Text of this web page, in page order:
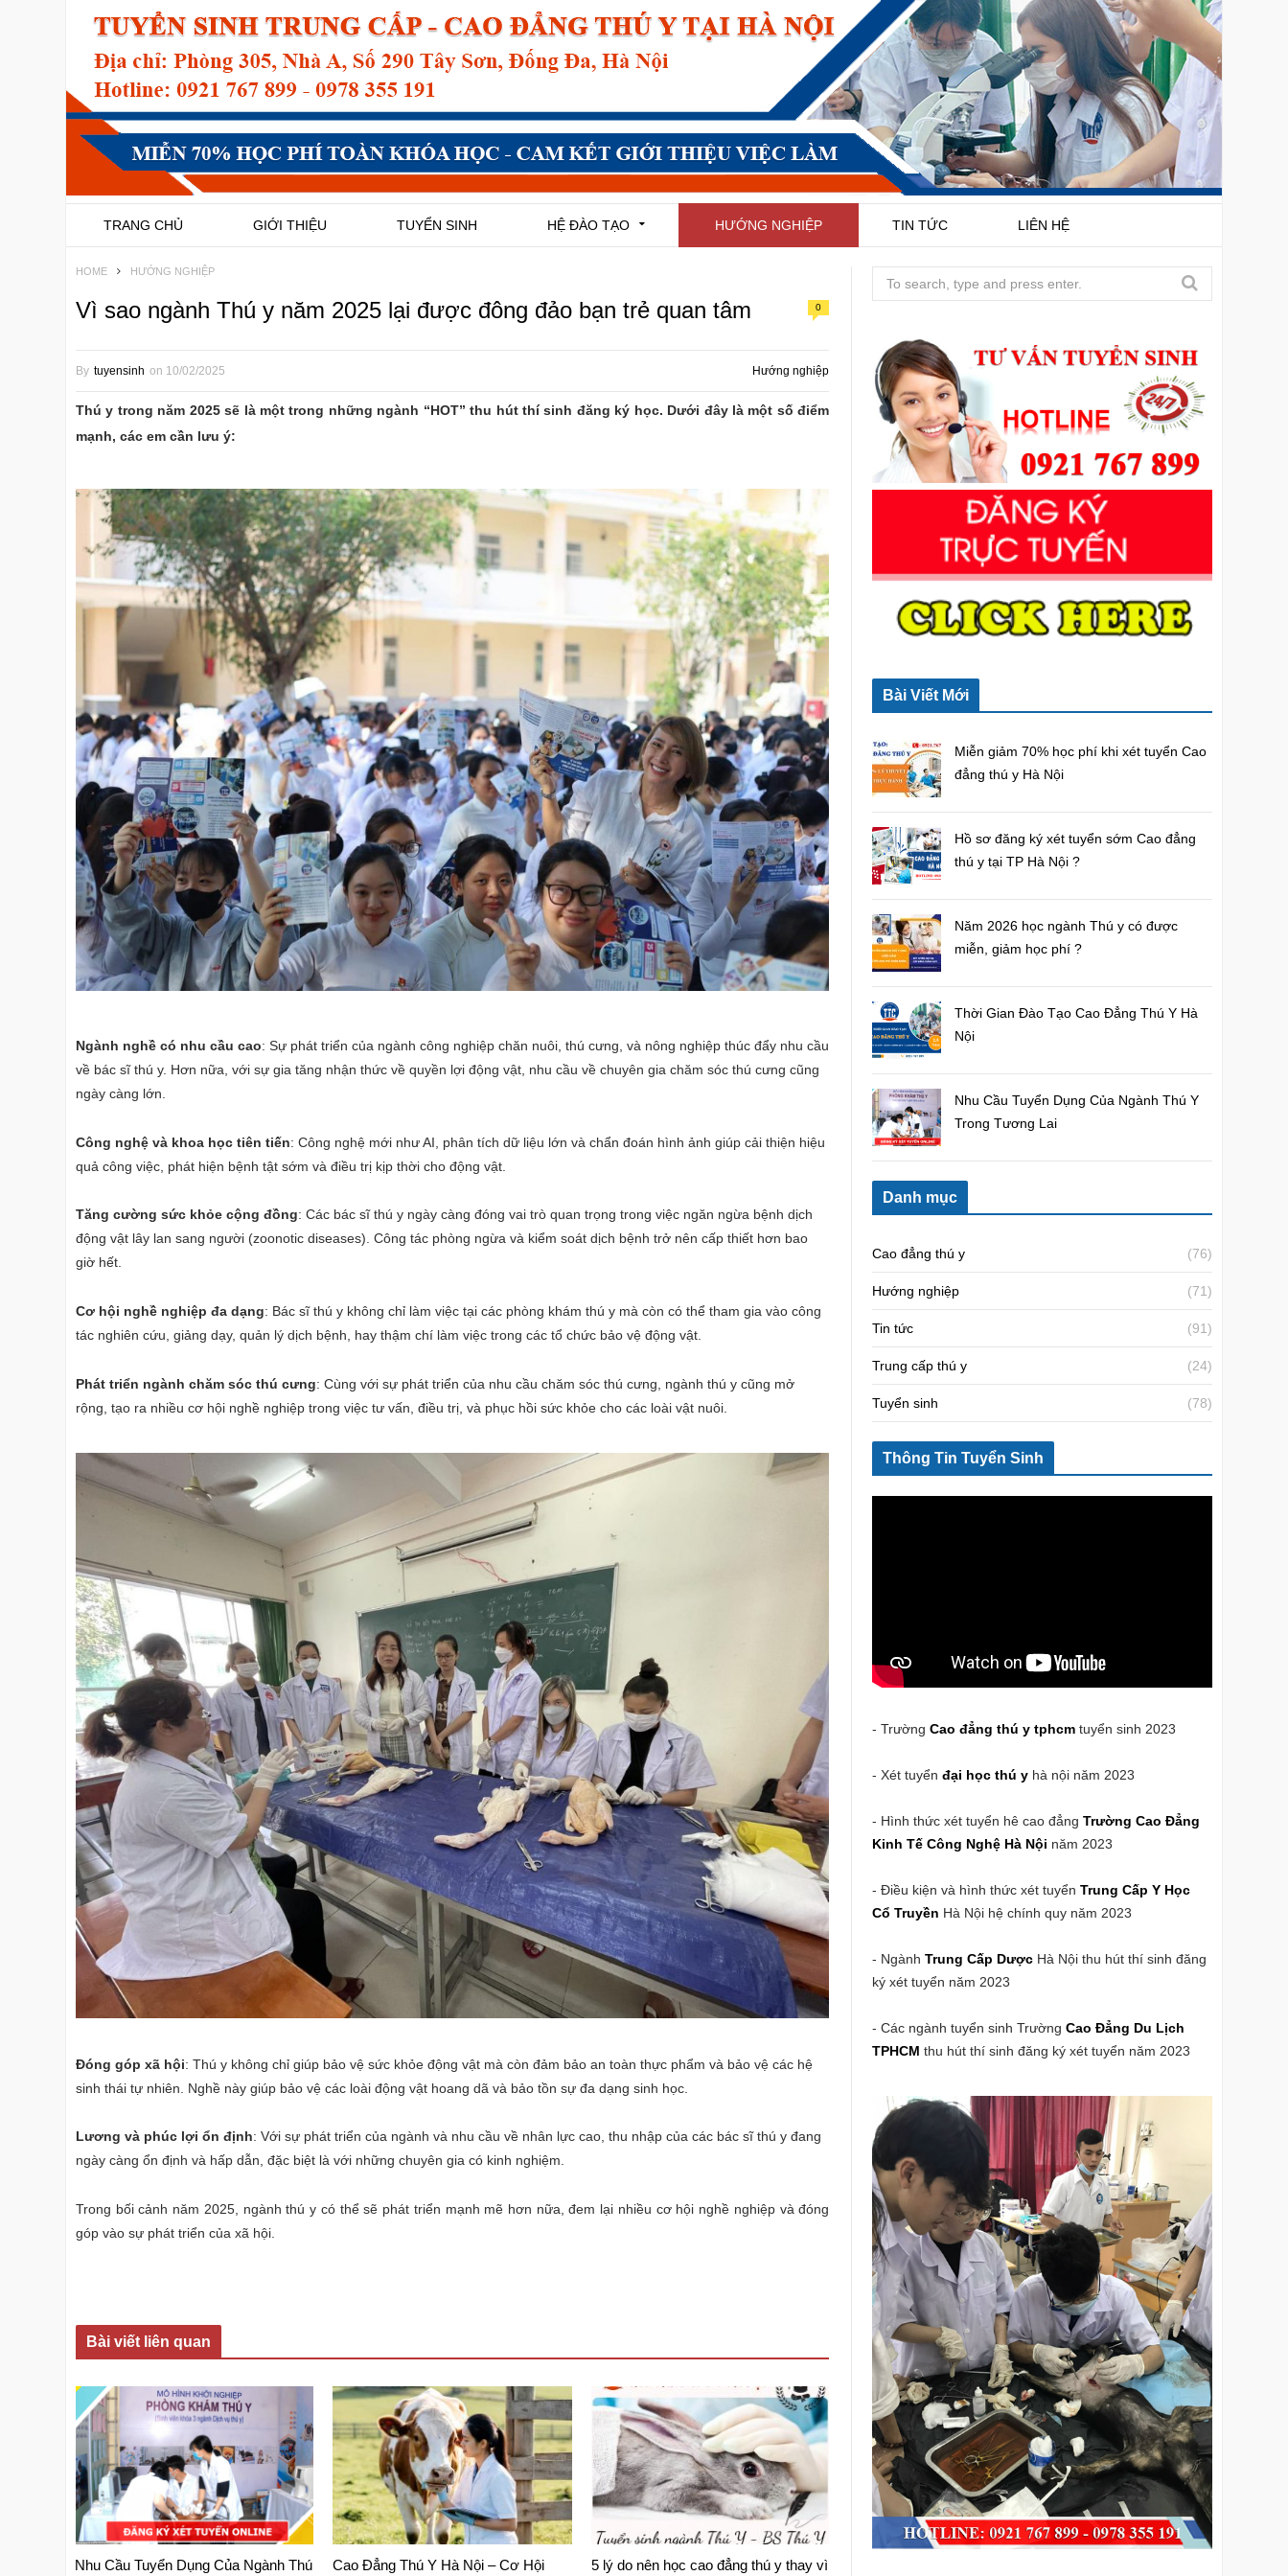
TRANG CHỦ GIỚI THIỆU TUYỂN SINH HỆ ĐÀO TẠO HƯỚNG NGHIỆP TIN TỨC LIÊN HỆ
HOME HƯỚNG NGHIỆP
Vì sao ngành Thú y năm 2025 lại được đông đảo bạn trẻ quan tâm 0
By tuyensinh on 10/02/2025 Hướng nghiệp
Thú y trong năm 2025 sẽ là một trong những ngành “HOT” thu hút thí sinh đăng ký học. Dưới đây là một số điểm
mạnh, các em cần lưu ý:
Ngành nghề có nhu cầu cao: Sự phát triển của ngành công nghiệp chăn nuôi, thú cưng, và nông nghiệp thúc đẩy nhu cầu
về bác sĩ thú y. Hơn nữa, với sự gia tăng nhận thức về quyền lợi động vật, nhu cầu về chuyên gia chăm sóc thú cưng cũng
ngày càng lớn.
Công nghệ và khoa học tiên tiến: Công nghệ mới như AI, phân tích dữ liệu lớn và chẩn đoán hình ảnh giúp cải thiện hiệu
quả công việc, phát hiện bệnh tật sớm và điều trị kịp thời cho động vật.
Tăng cường sức khỏe cộng đồng: Các bác sĩ thú y ngày càng đóng vai trò quan trọng trong việc ngăn ngừa bệnh dịch
động vật lây lan sang người (zoonotic diseases). Công tác phòng ngừa và kiểm soát dịch bệnh trở nên cấp thiết hơn bao
giờ hết.
Cơ hội nghề nghiệp đa dạng: Bác sĩ thú y không chỉ làm việc tại các phòng khám thú y mà còn có thể tham gia vào công
tác nghiên cứu, giảng dạy, quản lý dịch bệnh, hay thậm chí làm việc trong các tổ chức bảo vệ động vật.
Phát triển ngành chăm sóc thú cưng: Cùng với sự phát triển của nhu cầu chăm sóc thú cưng, ngành thú y cũng mở
rộng, tạo ra nhiều cơ hội nghề nghiệp trong việc tư vấn, điều trị, và phục hồi sức khỏe cho các loài vật nuôi.
Đóng góp xã hội: Thú y không chỉ giúp bảo vệ sức khỏe động vật mà còn đảm bảo an toàn thực phẩm và bảo vệ các hệ
sinh thái tự nhiên. Nghề này giúp bảo vệ các loài động vật hoang dã và bảo tồn sự đa dạng sinh học.
Lương và phúc lợi ổn định: Với sự phát triển của ngành và nhu cầu về nhân lực cao, thu nhập của các bác sĩ thú y đang
ngày càng ổn định và hấp dẫn, đặc biệt là với những chuyên gia có kinh nghiệm.
Trong bối cảnh năm 2025, ngành thú y có thể sẽ phát triển mạnh mẽ hơn nữa, đem lại nhiều cơ hội nghề nghiệp và đóng
góp vào sự phát triển của xã hội.
Bài viết liên quan
Nhu Cầu Tuyển Dụng Của Ngành Thú Cao Đẳng Thú Y Hà Nội – Cơ Hội 5 lý do nên học cao đẳng thú y thay vì
e
c
h
Bài Viết Mới
Miễn giảm 70% học phí khi xét tuyển Cao
đẳng thú y Hà Nội
Hồ sơ đăng ký xét tuyển sớm Cao đẳng
thú y tại TP Hà Nội ?
Năm 2026 học ngành Thú y có được
miễn, giảm học phí ?
Thời Gian Đào Tạo Cao Đẳng Thú Y Hà
Nội
Nhu Cầu Tuyển Dụng Của Ngành Thú Y
Trong Tương Lai
Danh mục
Cao đẳng thú y (76)
Hướng nghiệp (71)
Tin tức (91)
Trung cấp thú y (24)
Tuyển sinh (78)
Thông Tin Tuyển Sinh
- TrườngCao đẳng thú y tphcm tuyển sinh 2023
- Xét tuyểnđại học thú y hà nội năm 2023
- Hình thức xét tuyển hê cao đẳngTrường Cao Đẳng
Kinh Tế Công Nghệ Hà Nội năm 2023
- Điều kiện và hình thức xét tuyểnTrung Cấp Y Học
Cổ Truyền Hà Nội hệ chính quy năm 2023
- NgànhTrung Cấp Dược Hà Nội thu hút thí sinh đăng
ký xét tuyển năm 2023
- Các ngành tuyển sinh TrườngCao Đẳng Du Lịch
TPHCM thu hút thí sinh đăng ký xét tuyển năm 2023